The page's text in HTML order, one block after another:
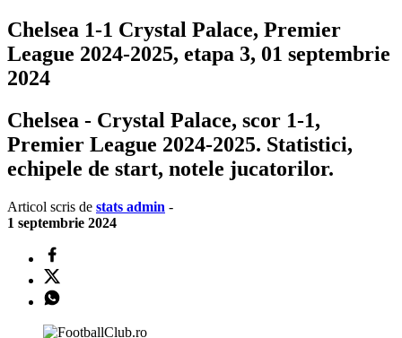
Chelsea 1-1 Crystal Palace, Premier
League 2024-2025, etapa 3, 01 septembrie
2024
Chelsea - Crystal Palace, scor 1-1,
Premier League 2024-2025. Statistici,
echipele de start, notele jucatorilor.
Articol scris de stats admin -
1 septembrie 2024